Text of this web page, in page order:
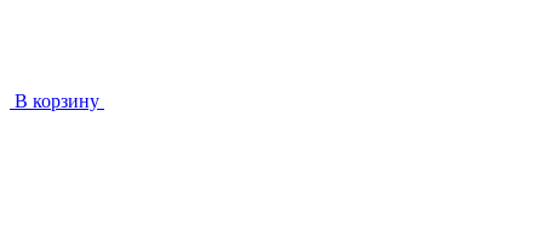
В корзину